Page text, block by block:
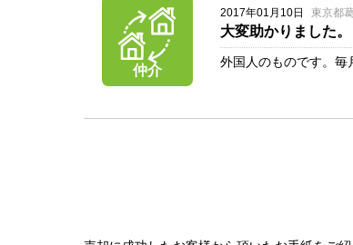
仲介
2017年01月10日 東京都
大変助かりました。
外国人のものです。毎